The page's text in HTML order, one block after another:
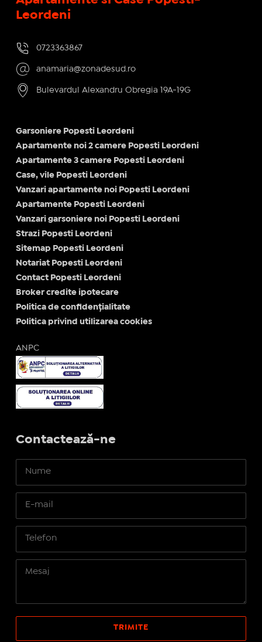
Leordeni
0723363867
anamaria@zonadesud.ro
Bulevardul Alexandru Obregia 19A-19G
Garsoniere Popesti Leordeni
Apartamente noi 2 camere Popesti Leordeni
Apartamente 3 camere Popesti Leordeni
Case, vile Popesti Leordeni
Vanzari apartamente noi Popesti Leordeni
Apartamente Popesti Leordeni
Vanzari garsoniere noi Popesti Leordeni
Strazi Popesti Leordeni
Sitemap Popesti Leordeni
Notariat Popesti Leordeni
Contact Popesti Leordeni
Broker credite ipotecare
Politica de confidențialitate
Politica privind utilizarea cookies
ANPC
Contactează-ne